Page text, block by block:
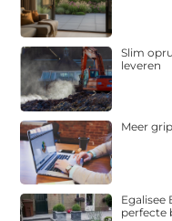
Slim
leveren
Meer
Egalisee
perfecte